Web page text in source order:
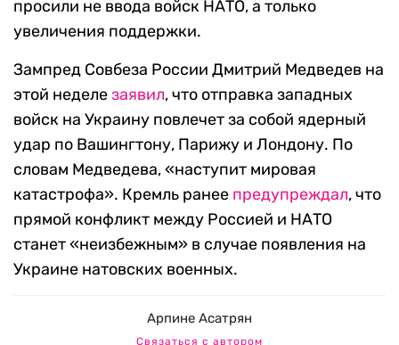
просили не ввода войск НАТО, а только
увеличения поддержки.
Зампред Совбеза России Дмитрий Медведев на
этой неделезаявил, что отправка западных
войск на Украину повлечет за собой ядерный
удар по Вашингтону, Парижу и Лондону. По
словам Медведева, «наступит мировая
катастрофа». Кремль ранее предупреждал, что
прямой конфликт между Россией и НАТО
станет «неизбежным» в случае появления на
Украине натовских военных.
Арпине Асатрян
Связаться с автором